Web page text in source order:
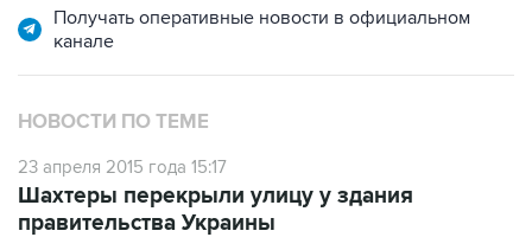
НОВОСТИ ПО ТЕМЕ
23 апреля 2015 года 15:17
правительства Украины
23 апреля 2015 года 10:41